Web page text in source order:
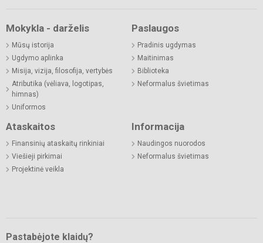
Mokykla - darželis
Mūsų istorija
Ugdymo aplinka
Misija, vizija, filosofija, vertybės
Atributika (vėliava, logotipas,
himnas)
Uniformos
Paslaugos
Pradinis ugdymas
Maitinimas
Biblioteka
Neformalus švietimas
Ataskaitos
Finansinių ataskaitų rinkiniai
Viešieji pirkimai
Projektinė veikla
Informacija
Naudingos nuorodos
Neformalus švietimas
Pastabėjote klaidų?